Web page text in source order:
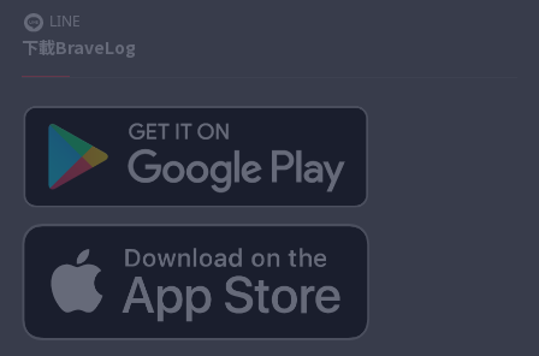
LINE
下載BraveLog